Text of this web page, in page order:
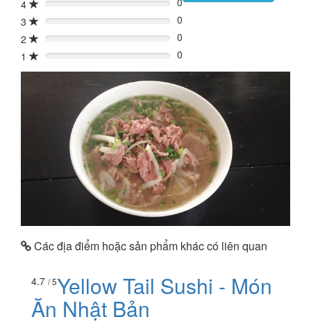
4
0%
3
0%
0
2
0%
0
1
0% 0
Các địa điểm hoặc sản phẩm khác có liên quan
4.7 / 5Yellow Tail Sushi - Món
Ăn Nhật Bản